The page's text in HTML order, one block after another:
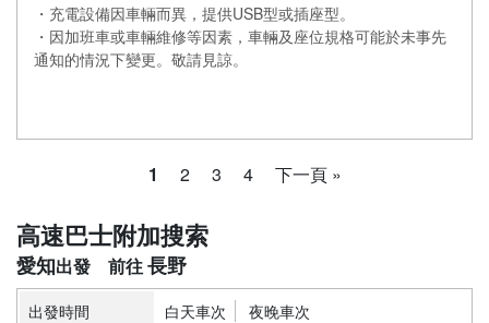
・充電設備因車輛而異，提供USB型或插座型。
・因加班車或車輛維修等因素，車輛及座位規格可能於未事先
通知的情況下變更。敬請見諒。
1 2 3 4 下一頁 »
高速巴士附加搜索
愛知 長野
出發時間 白天車次 夜晚車次